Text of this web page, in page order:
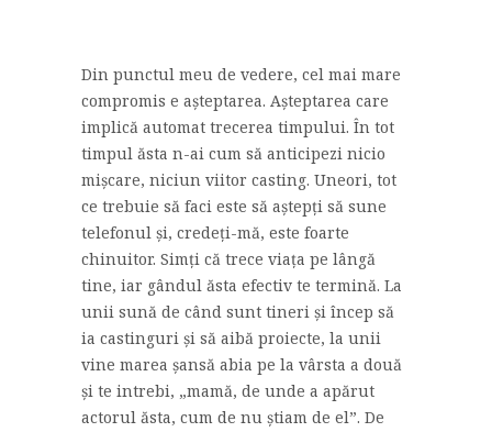
Din punctul meu de vedere, cel mai mare
compromis e așteptarea. Așteptarea care
implică automat trecerea timpului. În tot
timpul ăsta n-ai cum să anticipezi nicio
mișcare, niciun viitor casting. Uneori, tot
ce trebuie să faci este să aștepți să sune
telefonul și, credeți-mă, este foarte
chinuitor. Simți că trece viața pe lângă
tine, iar gândul ăsta efectiv te termină. La
unii sună de când sunt tineri și încep să
ia castinguri și să aibă proiecte, la unii
vine marea șansă abia pe la vârsta a două
și te intrebi, „mamă, de unde a apărut
actorul ăsta, cum de nu știam de el”. De